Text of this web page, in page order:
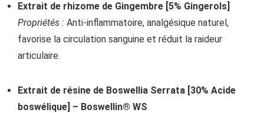
Extrait de rhizome de Gingembre [5% Gingerols]
Propriétés : Anti-inflammatoire, analgésique naturel,
favorise la circulation sanguine et réduit la raideur
articulaire.
Extrait de résine de Boswellia Serrata [30% Acide
boswélique] – Boswellin® WS